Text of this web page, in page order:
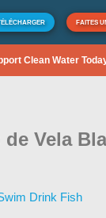
FAITES
Clean Water
de Vela
Drink Fish